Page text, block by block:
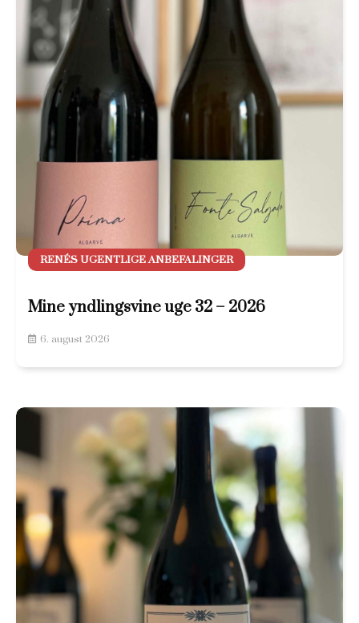
RENÉS UGENTLIGE ANBEFALINGER
Mine yndlingsvine uge 32 – 2026
6. august 2026